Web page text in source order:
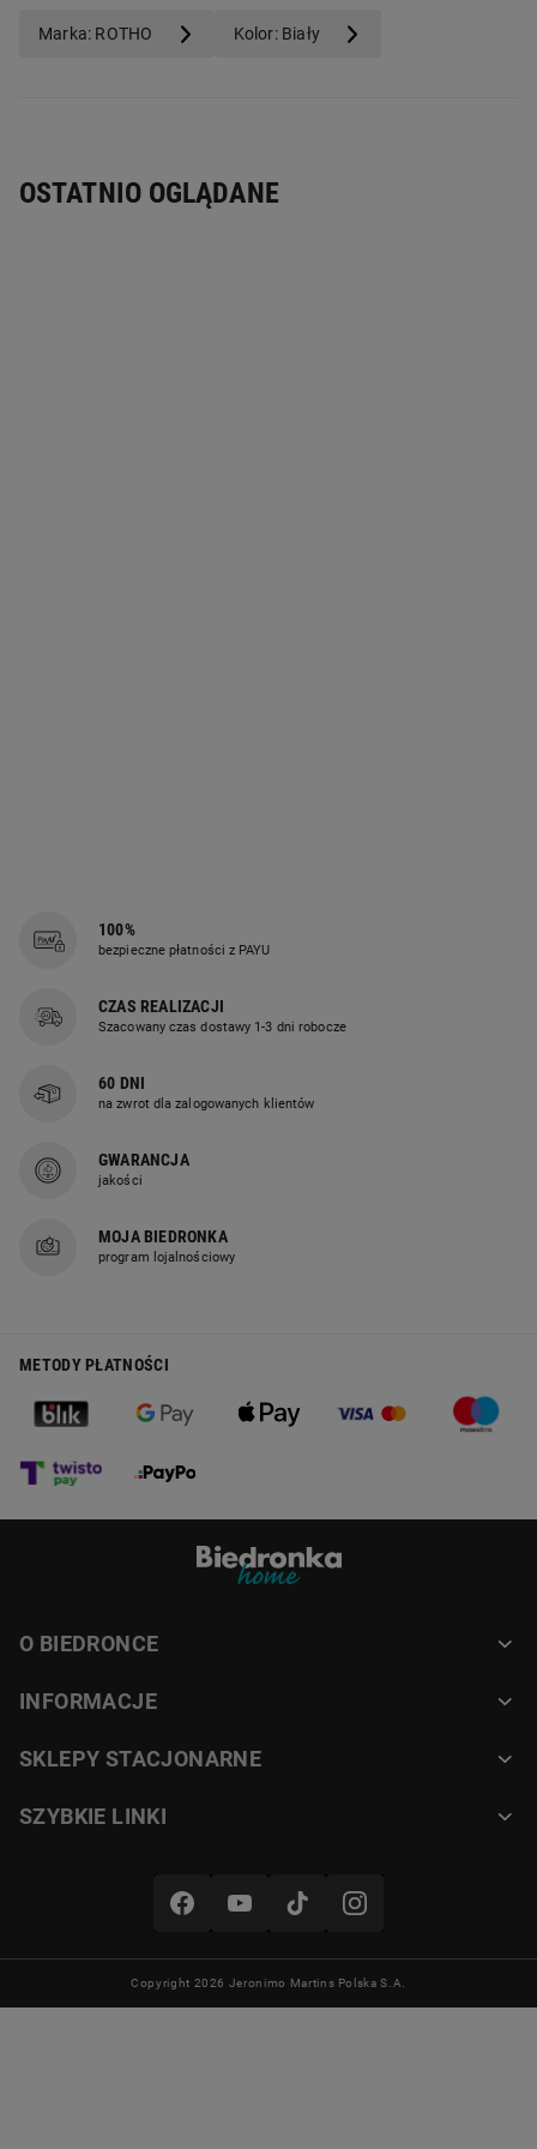
Marka: ROTHO Kolor: Biały
OSTATNIO OGLĄDANE
100%
bezpieczne płatności z PAYU
CZAS REALIZACJI
Szacowany czas dostawy 1-3 dni robocze
60 DNI
na zwrot dla zalogowanych klientów
GWARANCJA
jakości
MOJA BIEDRONKA
program lojalnościowy
METODY PŁATNOŚCI
O BIEDRONCE
INFORMACJE
SKLEPY STACJONARNE
SZYBKIE LINKI
Copyright 2026 Jeronimo Martins Polska S.A.